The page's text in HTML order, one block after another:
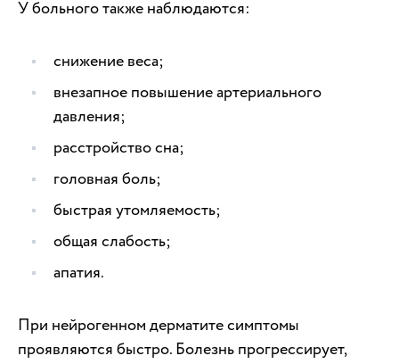
У больного также наблюдаются:
снижение веса;
внезапное повышение артериального
давления;
расстройство сна;
головная боль;
быстрая утомляемость;
общая слабость;
апатия.
При нейрогенном дерматите симптомы
проявляются быстро. Болезнь прогрессирует,